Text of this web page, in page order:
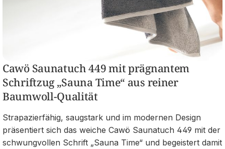
Cawö Saunatuch 449 mit prägnantem
Schriftzug „Sauna Time“ aus reiner
Baumwoll-Qualität
Strapazierfähig, saugstark und im modernen Design
präsentiert sich das weiche Cawö Saunatuch 449 mit der
schwungvollen Schrift „Sauna Time“ und begeistert damit